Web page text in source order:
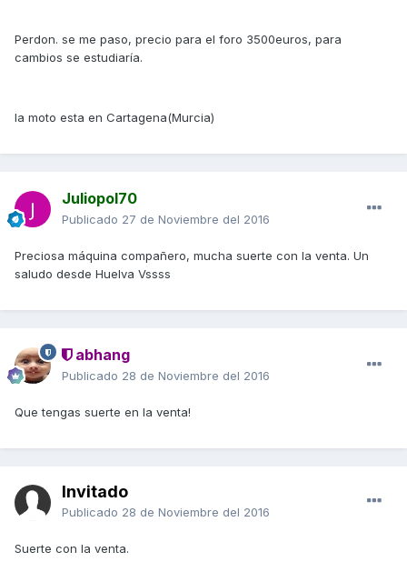
Perdon. se me paso, precio para el foro 3500euros, para
cambios se estudiaría.
la moto esta en Cartagena(Murcia)
Juliopol70
Publicado 27 de Noviembre del 2016
Preciosa máquina compañero, mucha suerte con la venta. Un
saludo desde Huelva Vssss
abhang
Publicado 28 de Noviembre del 2016
Que tengas suerte en la venta!
Invitado
Publicado 28 de Noviembre del 2016
Suerte con la venta.